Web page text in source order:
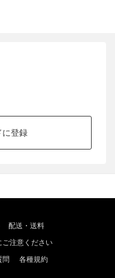
に登録
配送・送料
注意ください
問 各種規約